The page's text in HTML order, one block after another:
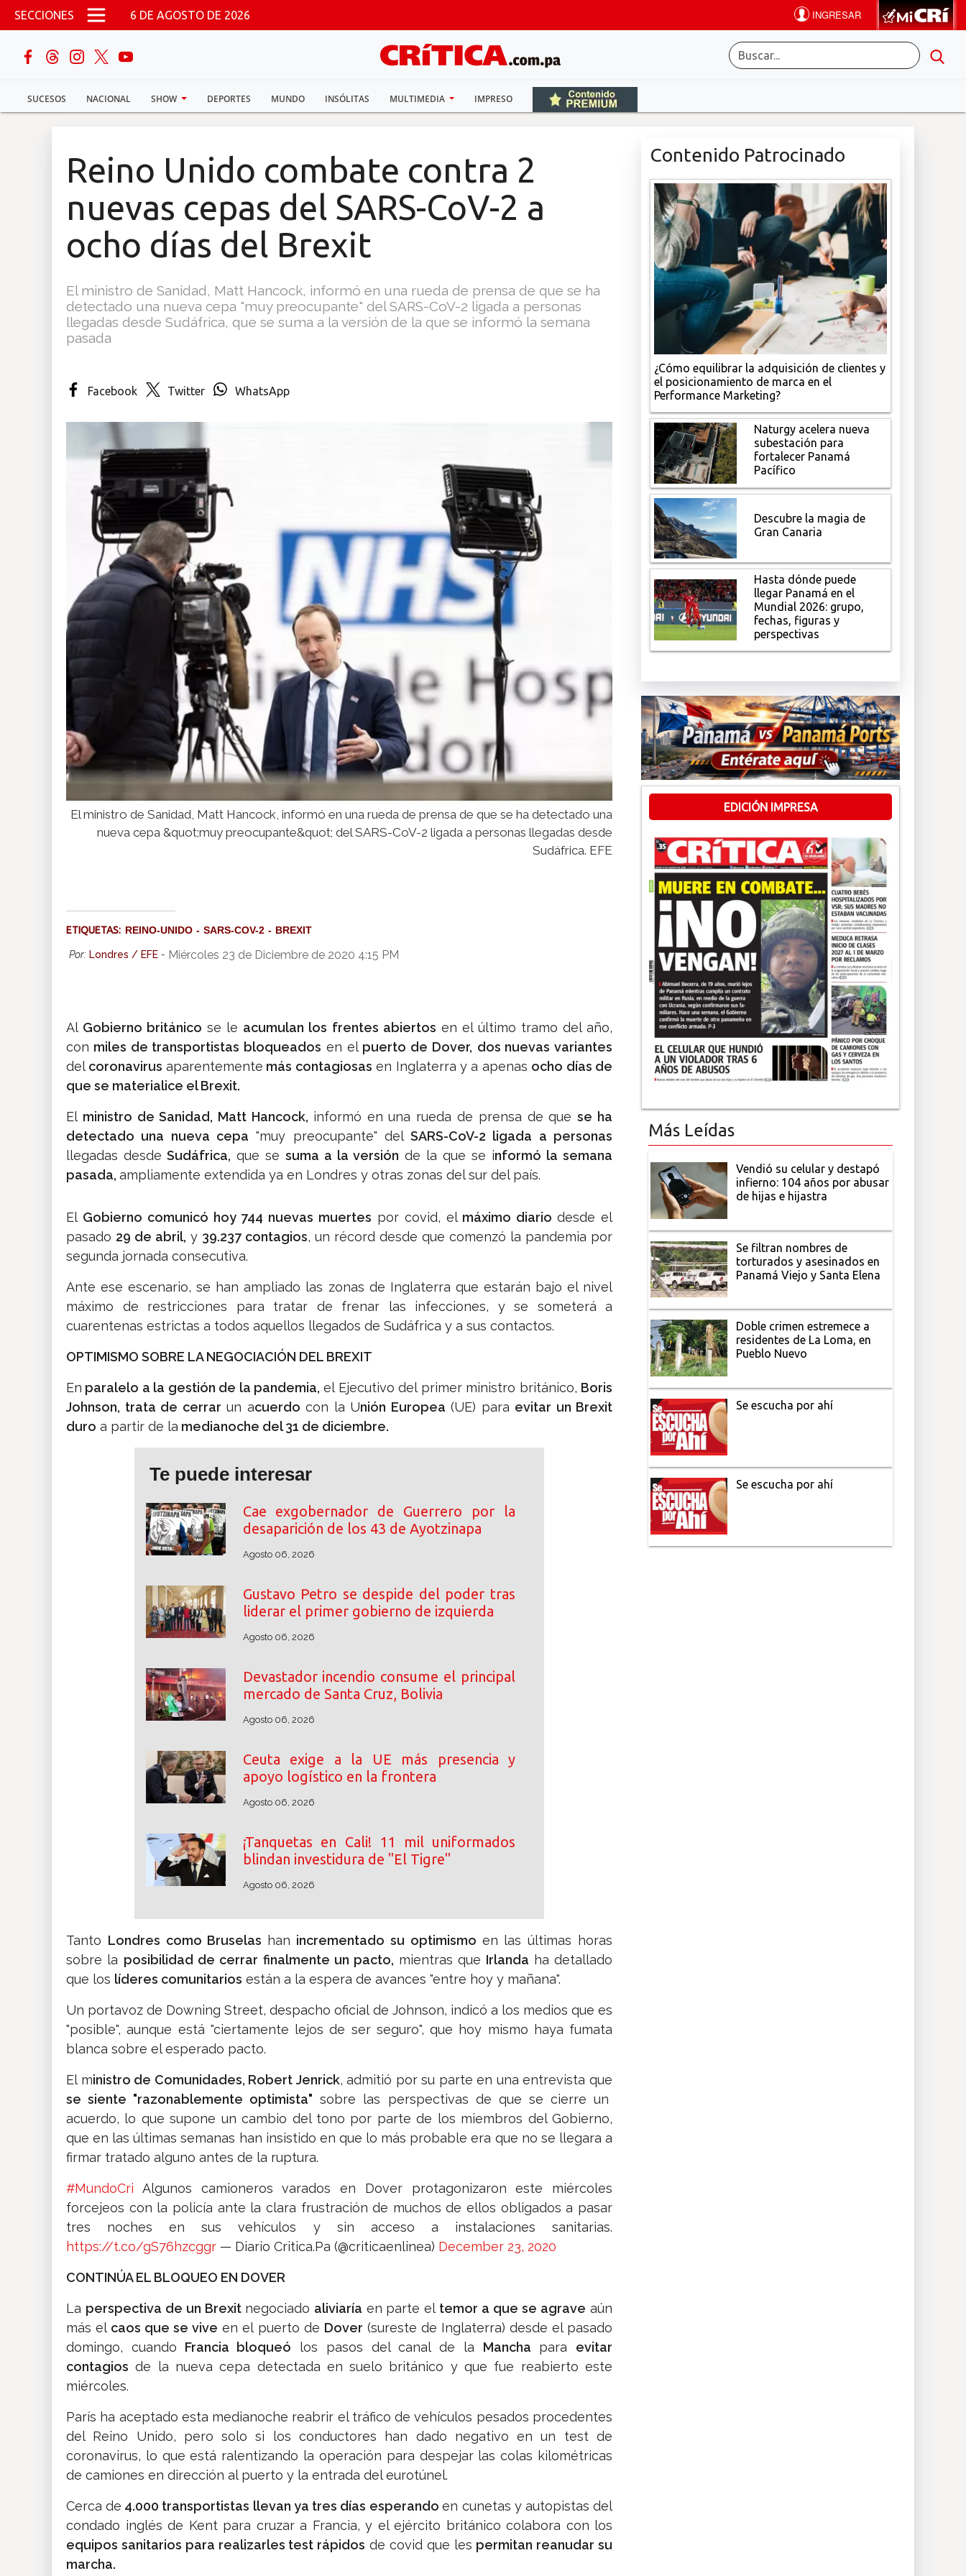
Pasar al contenido principal
SECCIONES 6 DE AGOSTO DE 2026
SUCESOS NACIONAL SHOW DEPORTES MUNDO INSÓLITAS MULTIMEDIA IMPRESO
buscar
Sucesos
Multimedia
Reino Unido combate contra 2
nuevas cepas del SARS-CoV-2 a
ocho días del Brexit
El ministro de Sanidad, Matt Hancock, informó en una rueda de prensa de que se ha
detectado una nueva cepa "muy preocupante" del SARS-CoV-2 ligada a personas
llegadas desde Sudáfrica, que se suma a la versión de la que se informó la semana
pasada
Facebook Twitter WhatsApp
El ministro de Sanidad, Matt Hancock, informó en una rueda de prensa de que se ha detectado una
nueva cepa &quot;muy preocupante&quot; del SARS-CoV-2 ligada a personas llegadas desde
Sudáfrica. EFE
ETIQUETAS: REINO-UNIDO SARS-COV-2 BREXIT
Por: Londres / EFE - Miércoles 23 de Diciembre de 2020 4:15 PM
Al Gobierno británico se le acumulan los frentes abiertos en el último tramo del año,
con miles de transportistas bloqueados en el puerto de Dover, dos nuevas variantes
delcoronavirus aparentemente más contagiosas en Inglaterra y a apenas ocho días de
que se materialice el Brexit.
El ministro de Sanidad, Matt Hancock, informó en una rueda de prensa de quese ha
detectado una nueva cepa "muy preocupante" delSARS-CoV-2 ligada a personas
llegadas desde Sudáfrica, que se suma a la versión de la que se informó la semana
pasada, ampliamente extendida ya en Londres y otras zonas del sur del país.
El Gobierno comunicó hoy 744 nuevas muertes por covid, el máximo diariodesde el
pasado 29 de abril, y 39.237 contagios, un récord desde que comenzó la pandemia por
segunda jornada consecutiva.
Ante ese escenario, se han ampliado las zonas de Inglaterra que estarán bajo el nivel
máximo de restricciones para tratar de frenar las infecciones, y se someterá a
cuarentenas estrictas a todos aquellos llegados de Sudáfrica y a sus contactos.
OPTIMISMO SOBRE LA NEGOCIACIÓN DEL BREXIT
En paralelo a la gestión de la pandemia, el Ejecutivo del primer ministro británico, Boris
Johnson, trata de cerrar un acuerdo con la Unión Europea (UE) para evitar un Brexit
duro a partir de la medianoche del 31 de diciembre.
Te puede interesar
Cae exgobernador de Guerrero por la
desaparición de los 43 de Ayotzinapa
Agosto 06, 2026
Gustavo Petro se despide del poder tras
liderar el primer gobierno de izquierda
Agosto 06, 2026
Devastador incendio consume el principal
mercado de Santa Cruz, Bolivia
Agosto 06, 2026
Ceuta exige a la UE más presencia y
apoyo logístico en la frontera
Agosto 06, 2026
¡Tanquetas en Cali! 11 mil uniformados
blindan investidura de "El Tigre"
Agosto 06, 2026
Tanto Londres como Bruselas han incrementado su optimismo en las últimas horas
sobre la posibilidad de cerrar finalmente un pacto, mientras que Irlanda ha detallado
que los líderes comunitarios están a la espera de avances "entre hoy y mañana".
Un portavoz de Downing Street, despacho oficial de Johnson, indicó a los medios que es
"posible", aunque está "ciertamente lejos de ser seguro", que hoy mismo haya fumata
blanca sobre el esperado pacto.
El ministro de Comunidades, Robert Jenrick, admitió por su parte en una entrevista que
se siente "razonablemente optimista" sobre las perspectivas de que se cierre un
acuerdo, lo que supone un cambio del tono por parte de los miembros del Gobierno,
que en las últimas semanas han insistido en que lo más probable era que no se llegara a
firmar tratado alguno antes de la ruptura.
#MundoCri Algunos camioneros varados en Dover protagonizaron este miércoles
forcejeos con la policía ante la clara frustración de muchos de ellos obligados a pasar
tres noches en sus vehículos y sin acceso a instalaciones sanitarias.
https://t.co/gS76hzcggr — Diario Critica.Pa (@criticaenlinea) December 23, 2020
CONTINÚA EL BLOQUEO EN DOVER
La perspectiva de un Brexit negociado aliviaría en parte el temor a que se agrave aún
más el caos que se vive en el puerto de Dover (sureste de Inglaterra) desde el pasado
domingo, cuando Francia bloqueó los pasos del canal de la Mancha para evitar
contagios de la nueva cepa detectada en suelo británico y que fue reabierto este
miércoles.
París ha aceptado esta medianoche reabrir el tráfico de vehículos pesados procedentes
del Reino Unido, pero solo si los conductores han dado negativo en un test de
coronavirus, lo que está ralentizando la operación para despejar las colas kilométricas
de camiones en dirección al puerto y la entrada del eurotúnel.
Cerca de 4.000 transportistas llevan ya tres días esperandoen cunetas y autopistas del
condado inglés de Kent para cruzar a Francia, y el ejército británico colabora con los
equipos sanitarios para realizarles test rápidos de covid que les permitan reanudar su
marcha.
Contenido Patrocinado
¿Cómo equilibrar la adquisición de clientes y
el posicionamiento de marca en el
Performance Marketing?
Naturgy acelera nueva
subestación para
fortalecer Panamá
Pacífico
Descubre la magia de
Gran Canaria
Hasta dónde puede
llegar Panamá en el
Mundial 2026: grupo,
fechas, figuras y
perspectivas
EDICIÓN IMPRESA
Más Leídas
Vendió su celular y destapó
infierno: 104 años por abusar
de hijas e hijastra
Se filtran nombres de
torturados y asesinados en
Panamá Viejo y Santa Elena
Doble crimen estremece a
residentes de La Loma, en
Pueblo Nuevo
Se escucha por ahí
Se escucha por ahí